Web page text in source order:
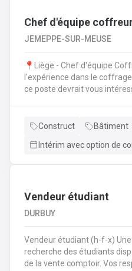
Chef d'équipe
JEMEPPE-SUR-MEUSE
📍Liège - Chef d'équipe Coffreur (H/
l'expérience dans le
ce poste devrait vous intéresser. En tant
travailler principalement sur
de la demande ;veillerez à
Construct Bâtiment
Intérim avec option de
Vendeur étudiant
DURBUY
Vendeur étudiant (h-f-x) Une boucherie à Durbuy
recherche des étudiants
de la vente comptoir. Vos responsabilités? Vous réalisez la